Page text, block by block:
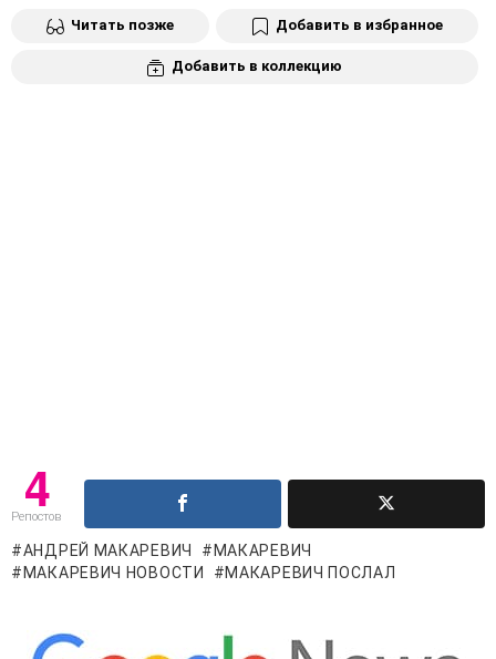
Читать позже Добавить в избранное
Добавить в коллекцию
4
Репостов
АНДРЕЙ МАКАРЕВИЧ
МАКАРЕВИЧ
МАКАРЕВИЧ НОВОСТИ
МАКАРЕВИЧ ПОСЛАЛ